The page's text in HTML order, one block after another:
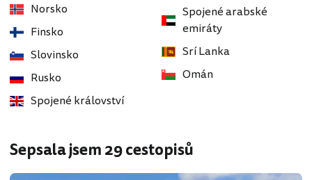
Norsko
Finsko
Slovinsko
Rusko
Spojené království
Spojené arabské
emiráty
Srí Lanka
Omán
Sepsala jsem 29 cestopisů